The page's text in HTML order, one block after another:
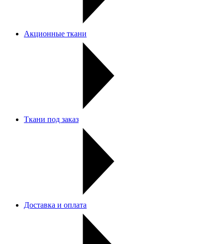
Акционные ткани
Ткани под заказ
Доставка и оплата